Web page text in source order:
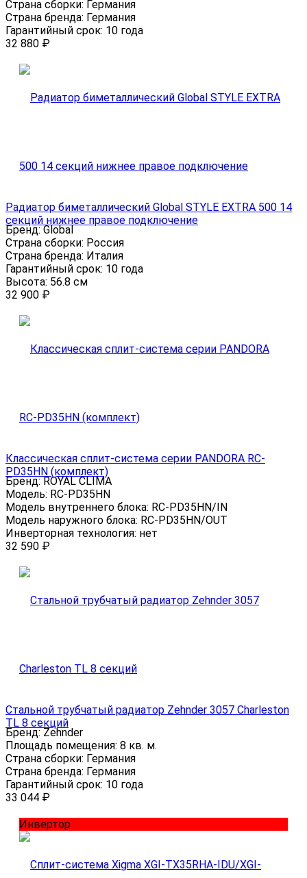
Страна сборки: Германия
Страна бренда: Германия
Гарантийный срок: 10 года
32 880 ₽
Радиатор биметаллический Global STYLE EXTRA 500 14
секций нижнее правое подключение
Бренд:Global
Страна сборки: Россия
Страна бренда: Италия
Гарантийный срок: 10 года
Высота: 56.8 см
32 900 ₽
Классическая сплит-система серии PANDORA RC-
PD35HN (комплект)
Бренд:ROYAL CLIMA
Модель: RC-PD35HN
Модель внутреннего блока: RC-PD35HN/IN
Модель наружного блока: RC-PD35HN/OUT
Инверторная технология: нет
32 590 ₽
Стальной трубчатый радиатор Zehnder 3057 Charleston
TL 8 секций
Бренд:Zehnder
Площадь помещения: 8 кв. м.
Страна сборки: Германия
Страна бренда: Германия
Гарантийный срок: 10 года
33 044 ₽
Инвертор